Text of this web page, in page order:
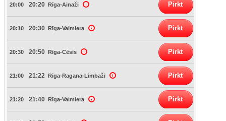
20:00 20:20 Rīga-Ainaži Pirkt
20:10 20:30 Rīga-Valmiera Pirkt
20:30 20:50 Rīga-Cēsis Pirkt
21:00 21:22 Rīga-Ragana-Limbaži Pirkt
21:20 21:40 Rīga-Valmiera Pirkt